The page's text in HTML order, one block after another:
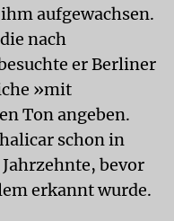
aufgewachsen.
nach
er Berliner
»mit
Ton angeben.
schon in
bevor
erkannt wurde.